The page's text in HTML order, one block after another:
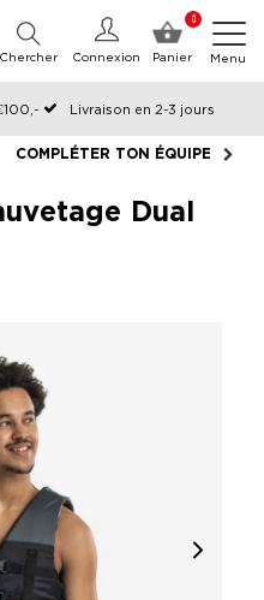
0
Panier
Connexion
Chercher Menu
Livraison en 2-3 jours
ouvrables, expédié le jour même
COMPLÉTER TON ÉQUIPEMENT
Dual